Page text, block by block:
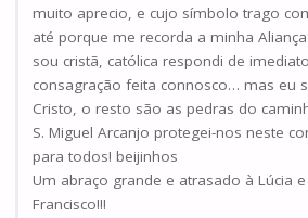
muito aprecio, e cujo símbolo trago
até porque me recorda a minha
sou cristã, católica respondi de
consagração feita connosco… mas eu
Cristo, o resto são as pedras do
S. Miguel Arcanjo protegei-nos neste
para todos! beijinhos
Um abraço grande e atrasado à Lúcia
Francisco!!!